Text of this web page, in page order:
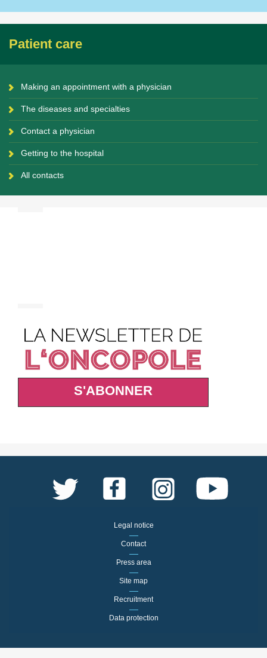
Patient care
Making an appointment with a physician
The diseases and specialties
Contact a physician
Getting to the hospital
All contacts
S'ABONNER
Legal notice
Contact
Press area
Site map
Recruitment
Data protection